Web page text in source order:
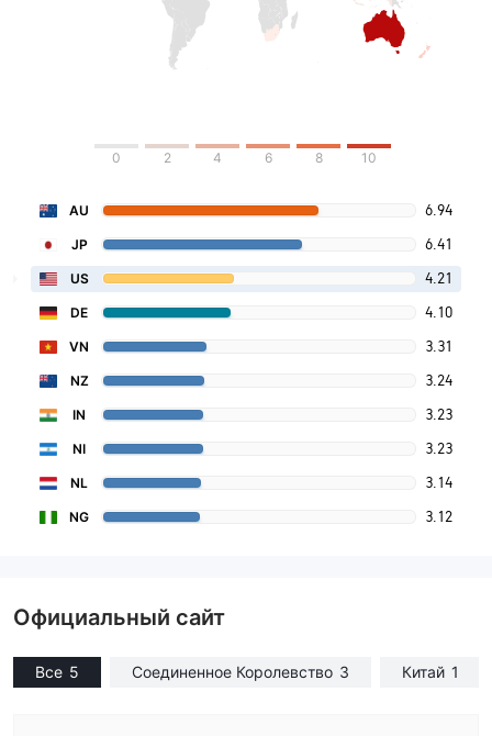
0 2 4 6 8 10
AU 6.94
JP 6.41
US 4.21
DE 4.10
VN 3.31
NZ 3.24
IN 3.23
NI 3.23
NL 3.14
NG 3.12
Официальный сайт
Все 5 Соединенное Королевство 3 Китай 1